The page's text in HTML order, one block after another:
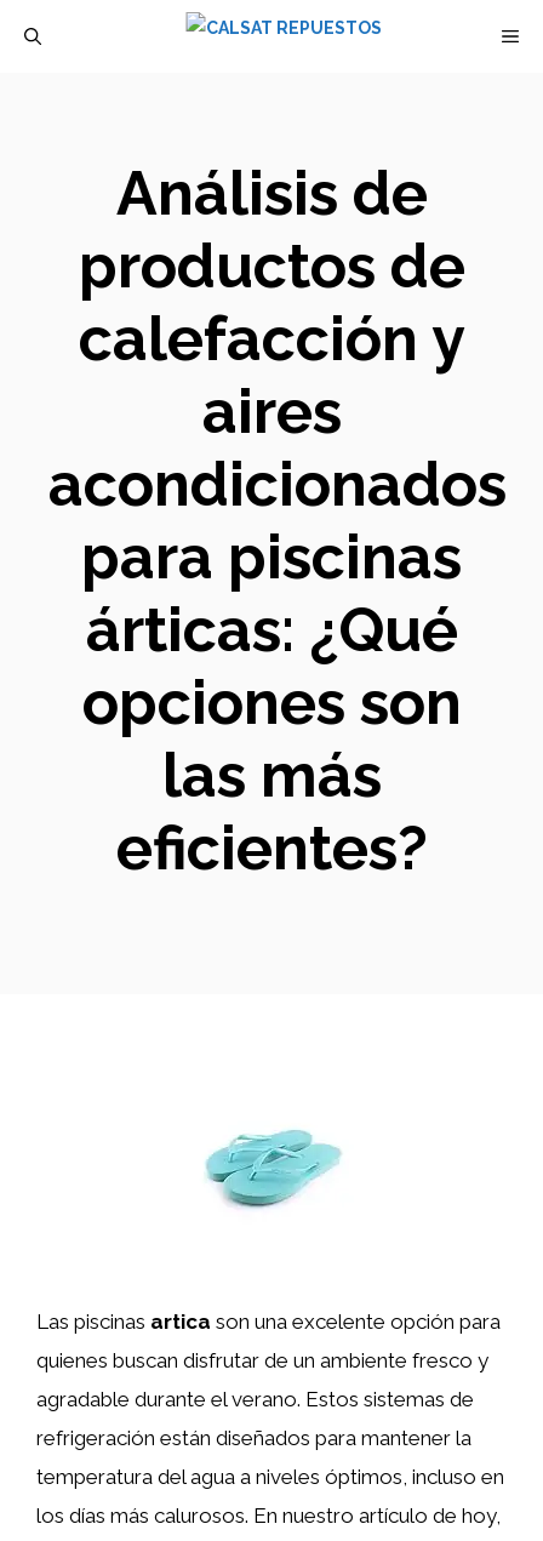
Análisis de
productos de
calefacción y
aires
acondicionados
para piscinas
árticas: ¿Qué
opciones son
las más
eficientes?
Las piscinas artica son una excelente opción para
quienes buscan disfrutar de un ambiente fresco y
agradable durante el verano. Estos sistemas de
refrigeración están diseñados para mantener la
temperatura del agua a niveles óptimos, incluso en
los días más calurosos. En nuestro artículo de hoy,